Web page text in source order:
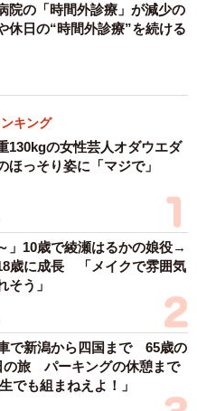
とがなかったため、今回は
ったのなら最低でもその期
それとも単為生殖可能性な
が、多くのカニは受精嚢
も交尾を行うと、そこに
受精卵を作ることができ
交尾済みのメスだったので
？？ 動画見てきました！
も良かったです 」
院の「時間外診療」が減少の
日の“時間外診療”を続ける
キング
130kgの女性芸人オダウエダ
っそり姿に「マジで」
」10歳で綾瀬はるかの娘役→
歳に成長 「メイクで雰囲気
そう」
で新潟から四国まで 65歳の
の旅 パーキングの休憩まで
でも組まねえよ！」